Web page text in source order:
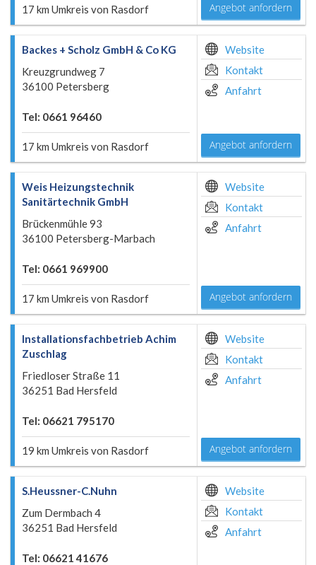
17 km Umkreis von Rasdorf Angebot anfordern
Backes + Scholz GmbH & Co KG
Kreuzgrundweg 7
36100 Petersberg
Tel: 0661 96460
17 km Umkreis von Rasdorf
Website
Kontakt
Anfahrt
Angebot anfordern
Weis Heizungstechnik
Sanitärtechnik GmbH
Brückenmühle 93
36100 Petersberg-Marbach
Tel: 0661 969900
17 km Umkreis von Rasdorf
Website
Kontakt
Anfahrt
Angebot anfordern
Installationsfachbetrieb Achim
Zuschlag
Friedloser Straße 11
36251 Bad Hersfeld
Tel: 06621 795170
19 km Umkreis von Rasdorf
Website
Kontakt
Anfahrt
Angebot anfordern
S.Heussner-C.Nuhn
Zum Dermbach 4
36251 Bad Hersfeld
Tel: 06621 41676
Website
Kontakt
Anfahrt